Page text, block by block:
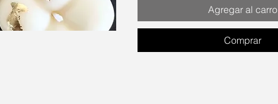
Agregar al carro
Comprar